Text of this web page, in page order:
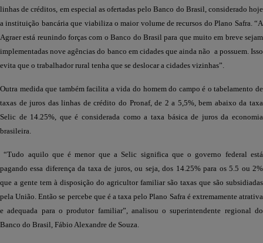
linhas de créditos, em especial as ofertadas pelo Banco do Brasil, considerado hoje
a instituição bancária que viabiliza o maior volume de recursos do Plano Safra. “A
Agraer está reunindo forças com o Banco do Brasil para que muito em breve sejam
implementadas nove agências do banco em cidades que ainda não a possuem. Isso
evita que o trabalhador rural tenha que se deslocar a cidades vizinhas”.
Outra medida que também facilita a vida do homem do campo é o tabelamento de
taxas de juros das linhas de crédito do Pronaf, de 2 a 5,5%, bem abaixo da taxa
Selic de 14.25%, que é considerada como a taxa básica de juros da economia
brasileira.
“Tudo aquilo que é menor que a Selic significa que o governo federal está
pagando essa diferença da taxa de juros, ou seja, dos 14.25% para os 5.5 ou 2%
que a gente tem à disposição do agricultor familiar são taxas que são subsidiadas
pela União. Então se percebe que é a taxa pelo Plano Safra é extremamente atrativa
e adequada para o produtor familiar”, analisou o superintendente regional do
Banco do Brasil, Fábio Alexandre de Souza.